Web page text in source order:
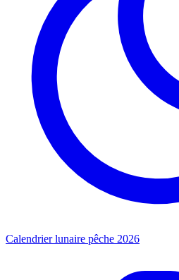
Calendrier lunaire pêche 2026